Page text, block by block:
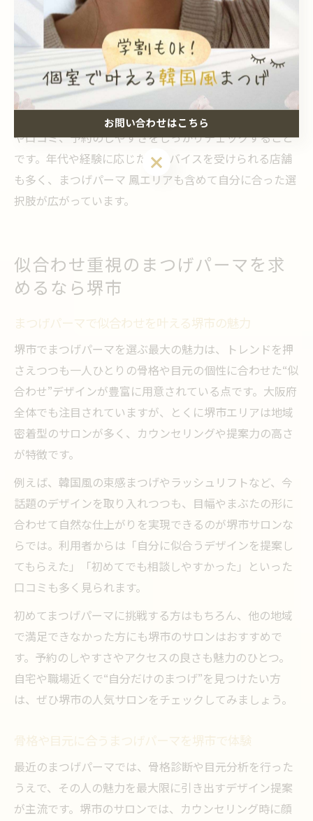
な高技術サロンが堺市にも展開され、初めての方からリ
ピーターまで幅広く支持を集めています。失敗例として
は、デザインやカールの強さが希望と違った場合のギャ
ップが挙げられるため、事前カウンセリングの重要性が
増しています。
安心して任せられるサロン選びのコツは、施術例の写真
や口コミ、予約のしやすさをしっかりチェックすること
です。年代や経験に応じたアドバイスを受けられる店舗
も多く、まつげパーマ 鳳エリアも含めて自分に合った選
択肢が広がっています。
似合わせ重視のまつげパーマを求
めるなら堺市
まつげパーマで似合わせを叶える堺市の魅力
堺市でまつげパーマを選ぶ最大の魅力は、トレンドを押
さえつつも一人ひとりの骨格や目元の個性に合わせた“似
合わせ”デザインが豊富に用意されている点です。大阪府
全体でも注目されていますが、とくに堺市エリアは地域
密着型のサロンが多く、カウンセリングや提案力の高さ
が特徴です。
例えば、韓国風の束感まつげやラッシュリフトなど、今
話題のデザインを取り入れつつも、目幅やまぶたの形に
合わせて自然な仕上がりを実現できるのが堺市サロンな
らでは。利用者からは「自分に似合うデザインを提案し
てもらえた」「初めてでも相談しやすかった」といった
口コミも多く見られます。
初めてまつげパーマに挑戦する方はもちろん、他の地域
で満足できなかった方にも堺市のサロンはおすすめで
す。予約のしやすさやアクセスの良さも魅力のひとつ。
自宅や職場近くで“自分だけのまつげ”を見つけたい方
は、ぜひ堺市の人気サロンをチェックしてみましょう。
骨格や目元に合うまつげパーマを堺市で体験
最近のまつげパーマでは、骨格診断や目元分析を行った
うえで、その人の魅力を最大限に引き出すデザイン提案
が主流です。堺市のサロンでは、カウンセリング時に顔
お問い合わせはこちら
お問い合わせはこちら